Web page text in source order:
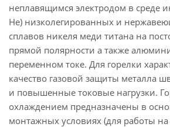
неплавящимся электродом в среде
He) низколегированных и
сплавов никеля меди титана на
прямой полярности а также
переменном токе. Для горелки
качество газовой защиты металла
и повышенные токовые нагрузки.
охлаждением предназначены в
монтажных условиях (для работы